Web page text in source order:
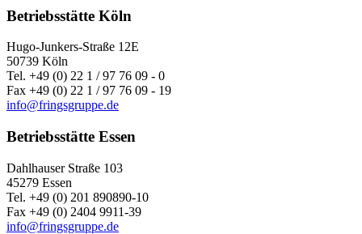
Betriebsstätte Köln
Hugo-Junkers-Straße 12E
50739 Köln
Tel. +49 (0) 22 1 / 97 76 09 - 0
Fax +49 (0) 22 1 / 97 76 09 - 19
info@fringsgruppe.de
Betriebsstätte Essen
Dahlhauser Straße 103
45279 Essen
Tel. +49 (0) 201 890890-10
Fax +49 (0) 2404 9911-39
info@fringsgruppe.de